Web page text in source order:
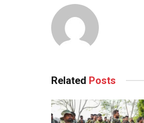
Related Posts